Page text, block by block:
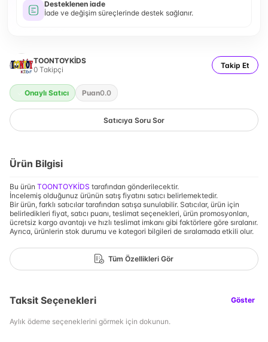
Desteklenen iade
İade ve değişim süreçlerinde destek sağlanır.
TOONTOYKİDS
0 Takipçi Takip Et
Onaylı Satıcı Puan0.0
Satıcıya Soru Sor
Ürün Bilgisi
Bu ürün TOONTOYKİDS tarafından gönderilecektir.
İncelemiş olduğunuz ürünün satış fiyatını satıcı belirlemektedir.
Bir ürün, farklı satıcılar tarafından satışa sunulabilir. Satıcılar, ürün için
belirledikleri fiyat, satıcı puanı, teslimat seçenekleri, ürün promosyonları,
ücretsiz kargo avantajı ve hızlı teslimat imkanı gibi faktörlere göre sıralanır.
Ayrıca, ürünlerin stok durumu ve kategori bilgileri de sıralamada etkili olur.
Tüm Özellikleri Gör
Taksit Seçenekleri Göster
Aylık ödeme seçeneklerini görmek için dokunun.